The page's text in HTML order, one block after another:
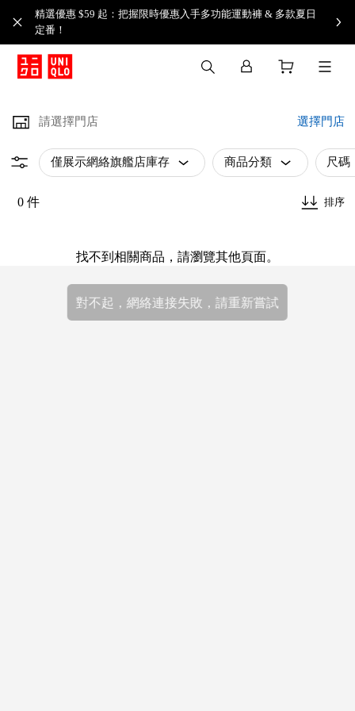
精選優惠 $59 起：把握限時優惠入手多功能運動褲 & 多款夏日
定番！​
請選擇門店 選擇門店
僅展示網絡旗艦店庫存 商品分類 尺碼
0 件 排序
找不到相關商品，請瀏覽其他頁面。
對不起，網絡連接失敗，請重新嘗試